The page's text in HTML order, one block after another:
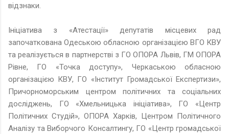
відзнаки.
Ініціатива з «Атестації» депутатів місцевих рад
започаткована Одеською обласною організацією ВГО КВУ
та реалізується в партнерстві з ГО ОПОРА Львів, ГМ ОПОРА
Рівне, ГО «Точка доступу», Черкаською обласною
організацією КВУ, ГО «Інститут Громадської Експертизи»,
Причорноморським центром політичних та соціальних
досліджень, ГО «Хмельницька ініціатива», ГО «Центр
Політичних Студій», ОПОРА Харків, Центром Політичного
Аналізу та Виборчого Консалтингу, ГО «Центр громадської